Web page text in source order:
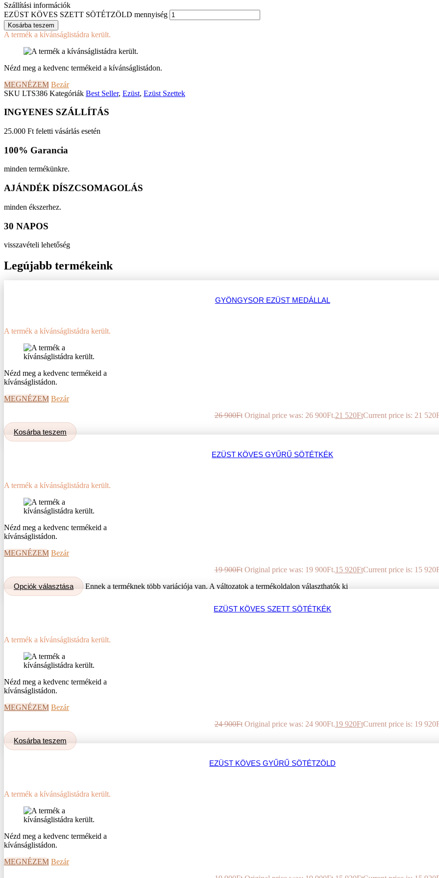
Szállítási információk
EZÜST KÖVES SZETT SÖTÉTZÖLD mennyiség
Kosárba teszem
A termék a kívánságlistádra került.
Nézd meg a kedvenc termékeid a kívánságlistádon.
MEGNÉZEM Bezár
SKU LTS386 Kategóriák Best Seller, Ezüst, Ezüst Szettek
INGYENES SZÁLLÍTÁS
25.000 Ft feletti vásárlás esetén
100% Garancia
minden termékünkre.
AJÁNDÉK DÍSZCSOMAGOLÁS
minden ékszerhez.
30 NAPOS
visszavételi lehetőség
Legújabb termékeink
GYÖNGYSOR EZÜST MEDÁLLAL
A termék a kívánságlistádra került.
Nézd meg a kedvenc termékeid a
kívánságlistádon.
MEGNÉZEM Bezár
26 900Ft Original price was: 26 900Ft.21 520FtCurrent price is: 21
Kosárba teszem
EZÜST KÖVES GYŰRŰ SÖTÉTKÉK
A termék a kívánságlistádra került.
Nézd meg a kedvenc termékeid a
kívánságlistádon.
MEGNÉZEM Bezár
19 900Ft Original price was: 19 900Ft.15 920FtCurrent price is: 15
Opciók választása
Ennek a terméknek több variációja van. A változatok a termékoldalon választhatók ki
EZÜST KÖVES SZETT SÖTÉTKÉK
A termék a kívánságlistádra került.
Nézd meg a kedvenc termékeid a
kívánságlistádon.
MEGNÉZEM Bezár
24 900Ft Original price was: 24 900Ft.19 920FtCurrent price is: 19
Kosárba teszem
EZÜST KÖVES GYŰRŰ SÖTÉTZÖLD
A termék a kívánságlistádra került.
Nézd meg a kedvenc termékeid a
kívánságlistádon.
MEGNÉZEM Bezár